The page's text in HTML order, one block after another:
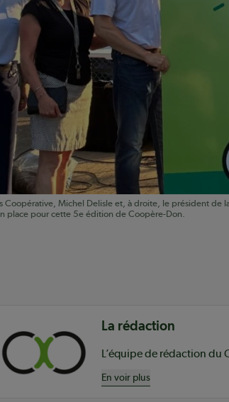
Michel Delisle et, à droite, le président
place pour cette 5e édition de Coopère-Don.
La rédaction
En voir plus